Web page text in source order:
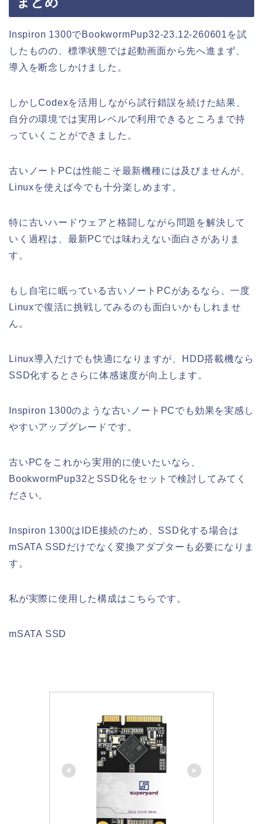
Inspiron 1300でBookwormPup32-23.12-260601を試
したものの、標準状態では起動画面から先へ進まず、
導入を断念しかけました。
しかしCodexを活用しながら試行錯誤を続けた結果、
自分の環境では実用レベルで利用できるところまで持
っていくことができました。
古いノートPCは性能こそ最新機種には及びませんが、
Linuxを使えば今でも十分楽しめます。
特に古いハードウェアと格闘しながら問題を解決して
いく過程は、最新PCでは味わえない面白さがありま
す。
もし自宅に眠っている古いノートPCがあるなら、一度
Linuxで復活に挑戦してみるのも面白いかもしれませ
ん。
Linux導入だけでも快適になりますが、HDD搭載機なら
SSD化するとさらに体感速度が向上します。
Inspiron 1300のような古いノートPCでも効果を実感し
やすいアップグレードです。
古いPCをこれから実用的に使いたいなら、
BookwormPup32とSSD化をセットで検討してみてく
ださい。
Inspiron 1300はIDE接続のため、SSD化する場合は
mSATA SSDだけでなく変換アダプターも必要になりま
す。
私が実際に使用した構成はこちらです。
mSATA SSD